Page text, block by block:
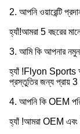
2. আপনি ওয়ারেন্টি
হ্যাঁ!আমরা 5 বছরের
3. আমি কি আপনার
হ্যাঁ !Flyon Sports
প্রস্তুতির জন্য প্রায় 3
4. আপনি কি OEM
হ্যাঁ !আমরা OEM এবং